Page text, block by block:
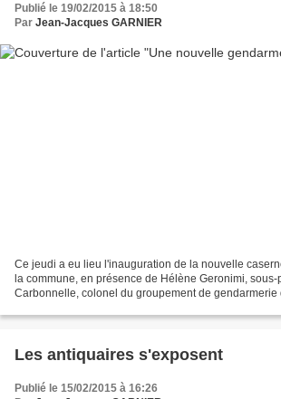
Publié le 19/02/2015 à 18:50
Par Jean-Jacques GARNIER
Ce jeudi a eu lieu l'inauguration de la nouvelle
la commune, en présence de Hélène Geronimi, sous-
Carbonnelle, colonel du groupement de gendarmerie
Les antiquaires s'exposent
Publié le 15/02/2015 à 16:26